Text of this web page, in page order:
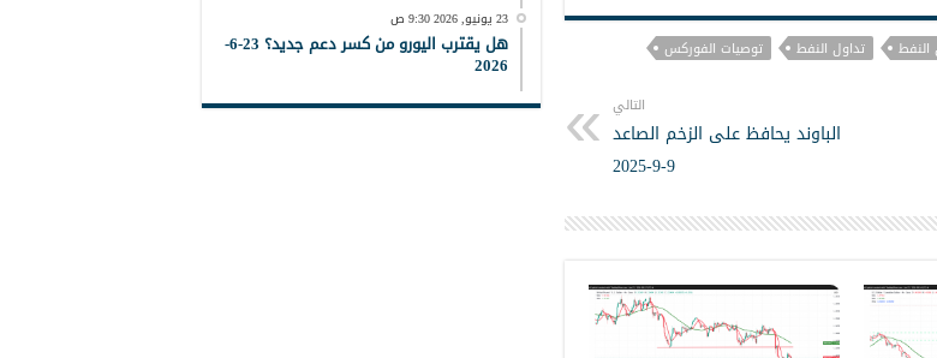
النفط تداول النفط توصيات الفوركس
التالي
الباوند يحافظ على الزخم الصاعد
9-9-2025
23 يونيو, 2026 9:30 ص
هل يقترب اليورو من كسر دعم جديد؟ 23-6-
2026